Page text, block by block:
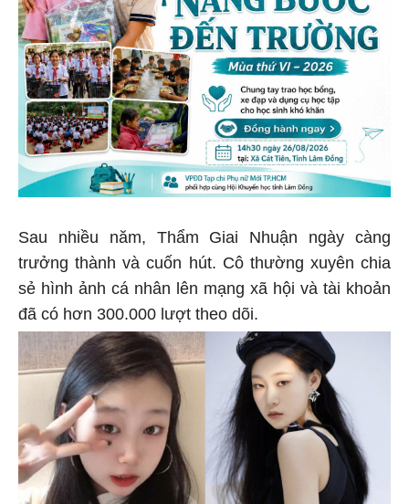
Sau nhiều năm, Thẩm Giai Nhuận ngày càng
trưởng thành và cuốn hút. Cô thường xuyên chia
sẻ hình ảnh cá nhân lên mạng xã hội và tài khoản
đã có hơn 300.000 lượt theo dõi.